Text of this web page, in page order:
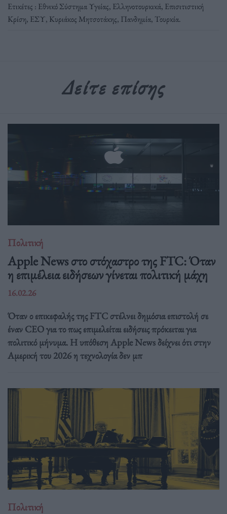
Ετικέτες : Εθνικό Σύστημα Υγείας, Ελληνοτουρκικά, Επισιτιστική
Κρίση, ΕΣΥ, Κυριάκος Μητσοτάκης, Πανδημία, Τουρκία.
Δείτε επίσης
Πολιτική
Apple News στο στόχαστρο της FTC: Όταν
η επιμέλεια ειδήσεων γίνεται πολιτική μάχη
16.02.26
Όταν ο επικεφαλής της FTC στέλνει δημόσια επιστολή σε
έναν CEO για το πως επιμελείται ειδήσεις πρόκειται για
πολιτικό μήνυμα. Η υπόθεση Apple News δείχνει ότι στην
Αμερική του 2026 η τεχνολογία δεν μπ
Πολιτική